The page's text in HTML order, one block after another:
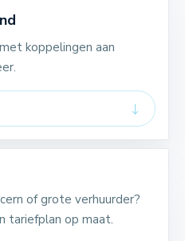
koppelingen aan
of grote verhuurder?
tariefplan op maat.